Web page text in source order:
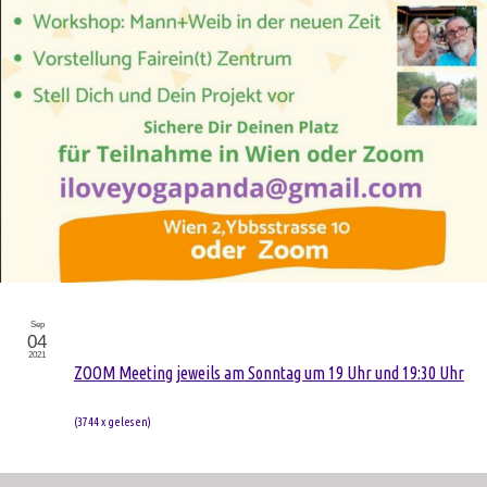
ZOOM Meeting jeweils am Sonntag um 19 Uhr und 19:30 Uhr
(3744 x gelesen)
Sep
04
2021